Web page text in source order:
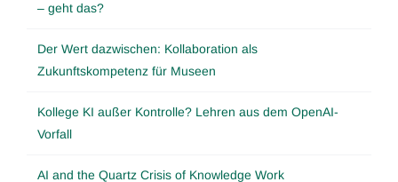
– geht das?
Der Wert dazwischen: Kollaboration als
Zukunftskompetenz für Museen
Kollege KI außer Kontrolle? Lehren aus dem OpenAI-
Vorfall
AI and the Quartz Crisis of Knowledge Work